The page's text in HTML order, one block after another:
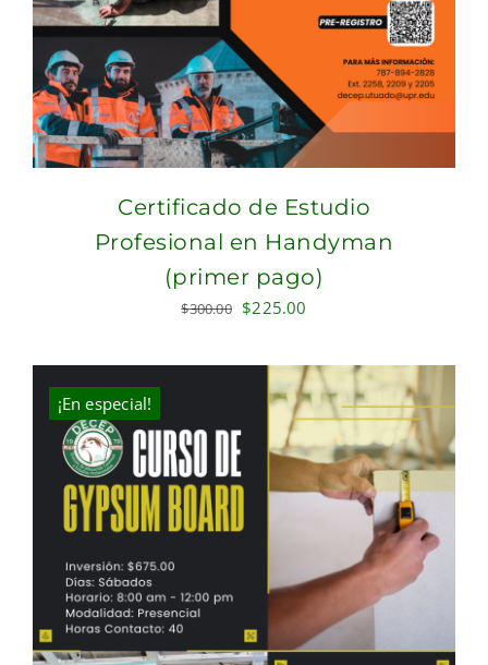
Certificado de Estudio
Profesional en Handyman
(primer pago)
$300.00 Original
was:
$300.00.
$225.00
is:
$225.00.
¡En especial!